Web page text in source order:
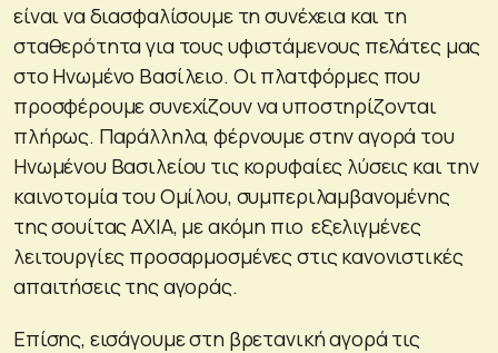
είναι να διασφαλίσουμε τη συνέχεια και τη
σταθερότητα για τους υφιστάμενους πελάτες μας
στο Ηνωμένο Βασίλειο. Οι πλατφόρμες που
προσφέρουμε συνεχίζουν να υποστηρίζονται
πλήρως. Παράλληλα, φέρνουμε στην αγορά του
Ηνωμένου Βασιλείου τις κορυφαίες λύσεις και την
καινοτομία του Ομίλου, συμπεριλαμβανομένης
της σουίτας AXIA, με ακόμη πιο εξελιγμένες
λειτουργίες προσαρμοσμένες στις κανονιστικές
απαιτήσεις της αγοράς.
Επίσης, εισάγουμε στη βρετανική αγορά τις